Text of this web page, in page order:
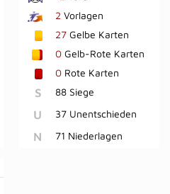
2 Vorlagen
27Gelbe Karten
0Gelb-Rote Karten
0Rote Karten
S 88 Siege
U 37 Unentschieden
N 71 Niederlagen